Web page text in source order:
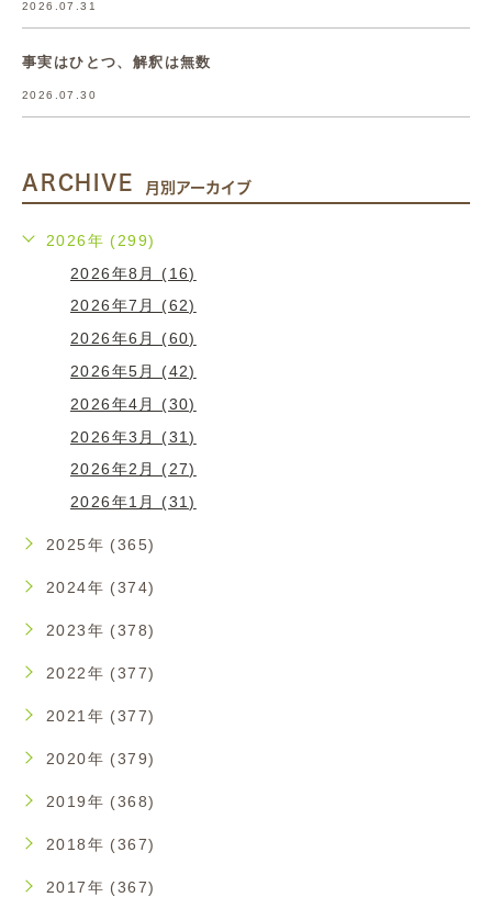
2026.07.31
事実はひとつ、解釈は無数
2026.07.30
ARCHIVE 月別アーカイブ
2026年 (299)
2026年8月 (16)
2026年7月 (62)
2026年6月 (60)
2026年5月 (42)
2026年4月 (30)
2026年3月 (31)
2026年2月 (27)
2026年1月 (31)
2025年 (365)
2024年 (374)
2023年 (378)
2022年 (377)
2021年 (377)
2020年 (379)
2019年 (368)
2018年 (367)
2017年 (367)